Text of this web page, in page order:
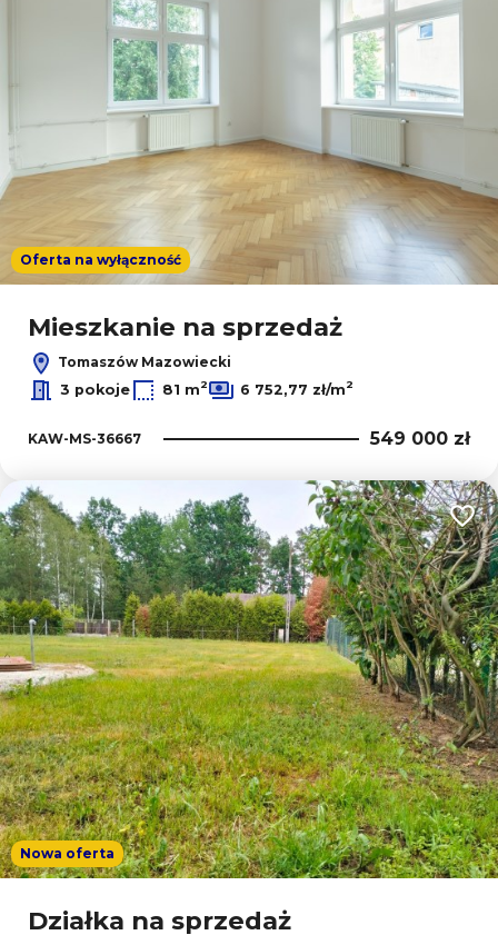
Oferta na wyłączność
Mieszkanie na sprzedaż
Tomaszów Mazowiecki
3 pokoje
81 m2 6 752,77 zł/m2
KAW-MS-36667 549 000 zł
Nowa oferta
Działka na sprzedaż